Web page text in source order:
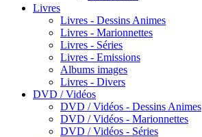
Livres
Livres - Dessins Animes
Livres - Marionnettes
Livres - Séries
Livres - Emissions
Albums images
Livres - Divers
DVD / Vidéos
DVD / Vidéos - Dessins Animes
DVD / Vidéos - Marionnettes
DVD / Vidéos - Séries